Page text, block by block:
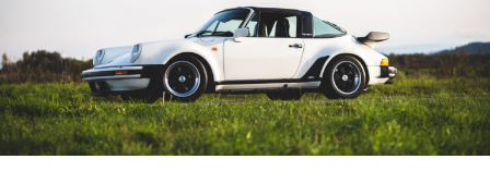
OPEN